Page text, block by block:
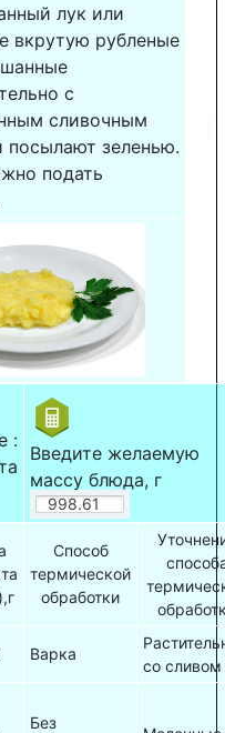
лук или
вкрутую рубленые
с
сливочным
посылают зеленью.
подать
:
Введите желаемую
массу блюда, г
Способ
термической
обработки
Варка
со сливом
Без